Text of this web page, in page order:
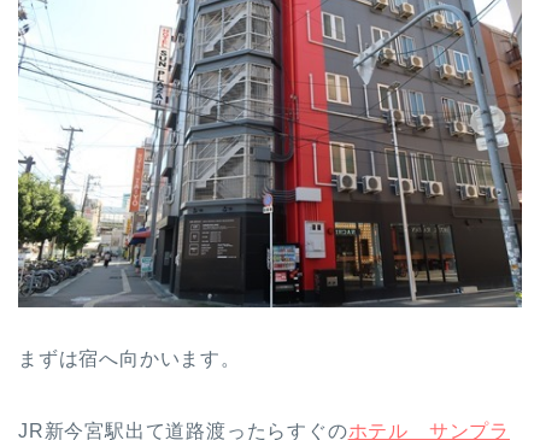
まずは宿へ向かいます。
JR新今宮駅出て道路渡ったらすぐのホテル サンプラ